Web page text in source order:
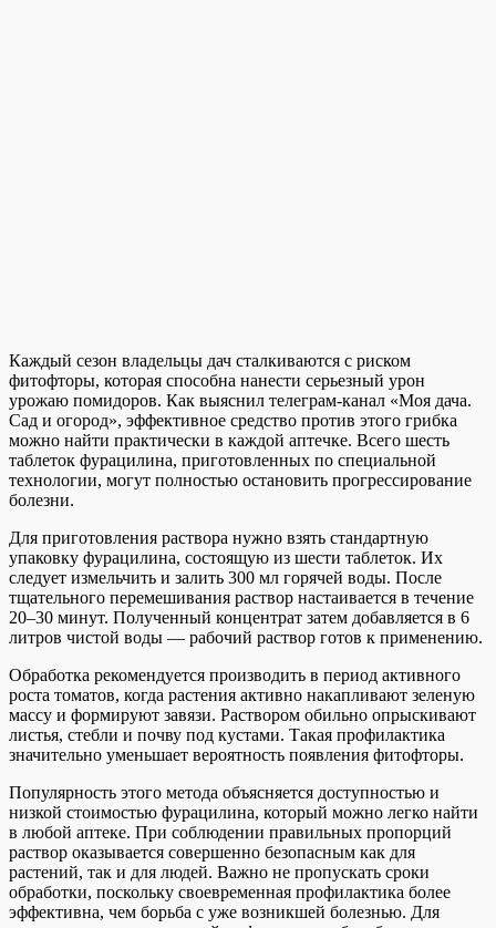
Каждый сезон владельцы дач сталкиваются с риском
фитофторы, которая способна нанести серьезный урон
урожаю помидоров. Как выяснил телеграм-канал «Моя дача.
Сад и огород», эффективное средство против этого грибка
можно найти практически в каждой аптечке. Всего шесть
таблеток фурацилина, приготовленных по специальной
технологии, могут полностью остановить прогрессирование
болезни.
Для приготовления раствора нужно взять стандартную
упаковку фурацилина, состоящую из шести таблеток. Их
следует измельчить и залить 300 мл горячей воды. После
тщательного перемешивания раствор настаивается в течение
20–30 минут. Полученный концентрат затем добавляется в 6
литров чистой воды — рабочий раствор готов к применению.
Обработка рекомендуется производить в период активного
роста томатов, когда растения активно накапливают зеленую
массу и формируют завязи. Раствором обильно опрыскивают
листья, стебли и почву под кустами. Такая профилактика
значительно уменьшает вероятность появления фитофторы.
Популярность этого метода объясняется доступностью и
низкой стоимостью фурацилина, который можно легко найти
в любой аптеке. При соблюдении правильных пропорций
раствор оказывается совершенно безопасным как для
растений, так и для людей. Важно не пропускать сроки
обработки, поскольку своевременная профилактика более
эффективна, чем борьба с уже возникшей болезнью. Для